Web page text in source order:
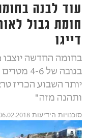
עוד לבנה
דייגו
בחומה החדשה יוצבו
בגובה
יותר השבוע הכריז
ותהנה מזה"
סוכנויות הידיעות 07:30